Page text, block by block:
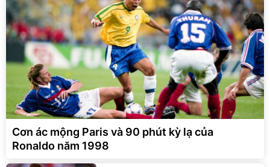
Cơn ác mộng Paris và 90 phút kỳ lạ của
Ronaldo năm 1998